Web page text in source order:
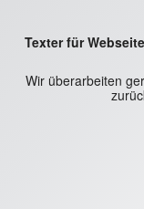
Texter für
Wir überarbeiten